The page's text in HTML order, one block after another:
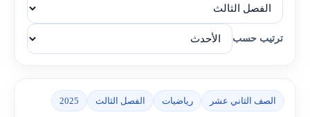
ترتيب حسب
الصف الثاني عشر رياضيات الفصل الثالث 2025